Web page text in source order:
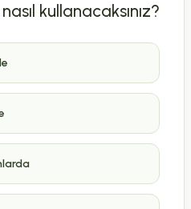
kullanacaksınız?